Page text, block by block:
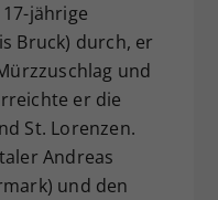
jährige
Bruck) durch, er
und
er die
St. Lorenzen.
Andreas
und den